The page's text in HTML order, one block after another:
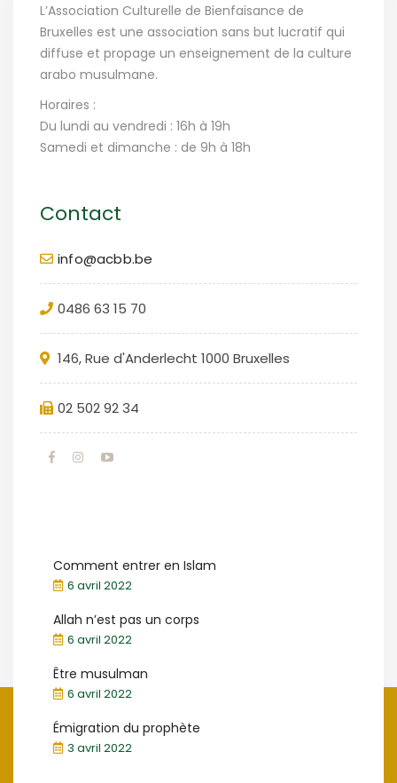
L’Association Culturelle de Bienfaisance de
Bruxelles est une association sans but lucratif qui
diffuse et propage un enseignement de la culture
arabo musulmane.
Horaires :
Du lundi au vendredi : 16h à 19h
Samedi et dimanche : de 9h à 18h
Contact
info@acbb.be
0486 63 15 70
146, Rue d'Anderlecht 1000 Bruxelles
02 502 92 34
Comment entrer en Islam
6 avril 2022
Allah n’est pas un corps
6 avril 2022
Être musulman
6 avril 2022
Émigration du prophète
3 avril 2022